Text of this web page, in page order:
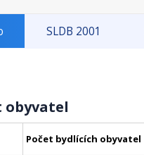
SLDB 2001
obyvatel
Počet bydlících obyvatel